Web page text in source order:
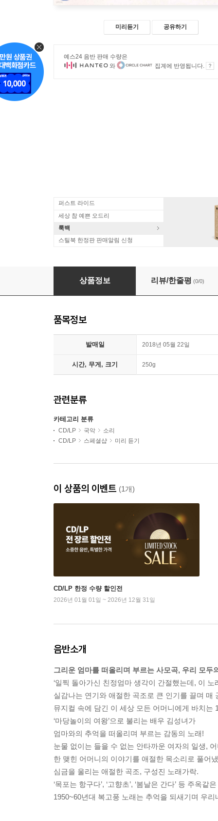
미리듣기 공유하기
예스24 음반 판매 수량은
와
집계에 반영됩니다.
퍼스트 라이드
세상 참 예쁜 오드리
룩백
스틸북 한정판 판매알림 신청
김성녀 - 김성녀의 사모곡 思母曲
상품정보 리뷰/한줄평 (0/0)
품목정보
발매일 2018년 05월 22일
시간, 무게, 크기 250g
관련분류
카테고리 분류
CD/LP 국악
소리
CD/LP
스페셜샵 미리 듣기
이 상품의 이벤트 (1개)
CD/LP 한정 수량 할인전
2026년 01월 01일 ~ 2026년 12월 31일
음반소개
그리운 엄마를 떠올리며 부르는 사모곡, 우리 모두
‘일찍 돌아가신 친정엄마 생각이 간절했는데, 이 노
실감나는 연기와 애절한 곡조로 큰 인기를 끌며 매
뮤지컬 속에 담긴 이 세상 모든 어머니에게 바치는
‘마당놀이의 여왕’으로 불리는 배우 김성녀가
엄마와의 추억을 떠올리며 부르는 감동의 노래!
눈물 없이는 들을 수 없는 안타까운 여자의 일생,
한 맺힌 어머니의 이야기를 애절한 목소리로 풀어
심금을 울리는 애절한 곡조, 구성진 노래가락.
‘목포는 항구다’, ‘고향초’, ‘봄날은 간다’ 등 주옥같
1950~60년대 복고풍 노래는 추억을 되새기며 우